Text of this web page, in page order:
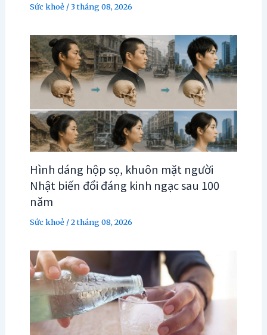
Sức khoẻ/3 tháng 08, 2026
Hình dáng hộp sọ, khuôn mặt người
Nhật biến đổi đáng kinh ngạc sau 100
năm
Sức khoẻ/2 tháng 08, 2026